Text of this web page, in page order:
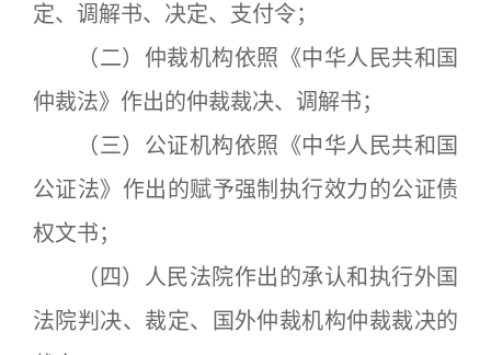
定、调解书、决定、支付令；
（二）仲裁机构依照《中华人民共和国
仲裁法》作出的仲裁裁决、调解书；
（三）公证机构依照《中华人民共和国
公证法》作出的赋予强制执行效力的公证债
权文书；
（四）人民法院作出的承认和执行外国
法院判决、裁定、国外仲裁机构仲裁裁决的